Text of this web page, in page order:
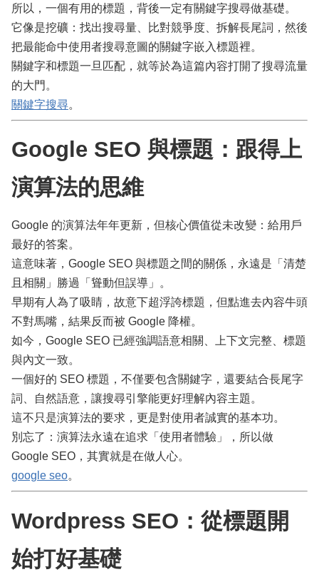
所以，一個有用的標題，背後一定有關鍵字搜尋做基礎。
它像是挖礦：找出搜尋量、比對競爭度、拆解長尾詞，然後
把最能命中使用者搜尋意圖的關鍵字嵌入標題裡。
關鍵字和標題一旦匹配，就等於為這篇內容打開了搜尋流量
的大門。
關鍵字搜尋。
Google SEO 與標題：跟得上
演算法的思維
Google 的演算法年年更新，但核心價值從未改變：給用戶
最好的答案。
這意味著，Google SEO 與標題之間的關係，永遠是「清楚
且相關」勝過「聳動但誤導」。
早期有人為了吸睛，故意下超浮誇標題，但點進去內容牛頭
不對馬嘴，結果反而被 Google 降權。
如今，Google SEO 已經強調語意相關、上下文完整、標題
與內文一致。
一個好的 SEO 標題，不僅要包含關鍵字，還要結合長尾字
詞、自然語意，讓搜尋引擎能更好理解內容主題。
這不只是演算法的要求，更是對使用者誠實的基本功。
別忘了：演算法永遠在追求「使用者體驗」，所以做
Google SEO，其實就是在做人心。
google seo。
Wordpress SEO：從標題開
始打好基礎